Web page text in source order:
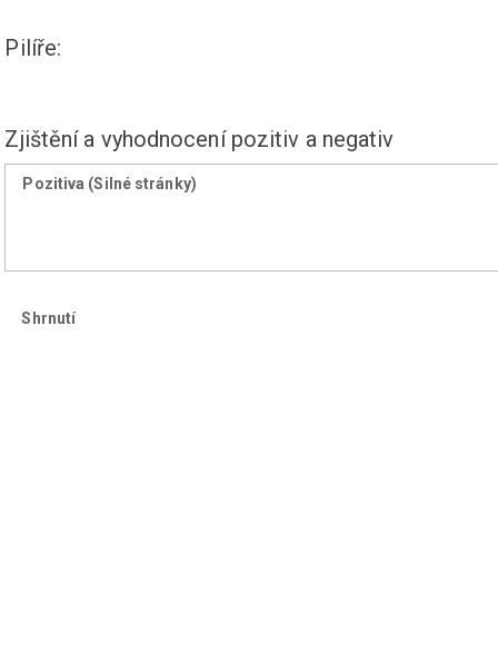
Pilíře:
Zjištění a vyhodnocení pozitiv a negativ
Pozitiva (Silné stránky)
Shrnutí